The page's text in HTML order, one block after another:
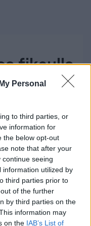
Personal
to third parties, or
information for
the below opt-out
note that after your
seeing
information utilized by
third parties prior to
of the further
by third parties on the
information may
on the IAB’s List of
fiksulla
osapuolten
koosta